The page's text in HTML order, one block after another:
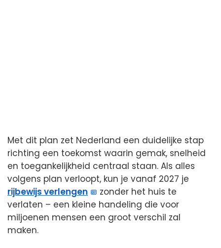
Met dit plan zet Nederland een duidelijke stap
richting een toekomst waarin gemak, snelheid
en toegankelijkheid centraal staan. Als alles
volgens plan verloopt, kun je vanaf 2027 je
rijbewijs verlengen
zonder het huis te
verlaten – een kleine handeling die voor
miljoenen mensen een groot verschil zal
maken.